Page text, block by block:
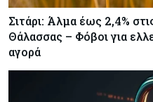
Σιτάρι: Άλμα έως 2,4%
Θάλασσας – Φόβοι για
αγορά